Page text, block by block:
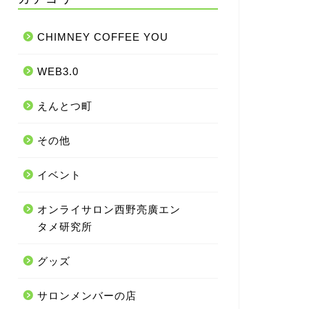
CHIMNEY COFFEE YOU
WEB3.0
えんとつ町
その他
イベント
オンライサロン西野亮廣エン
タメ研究所
グッズ
サロンメンバーの店